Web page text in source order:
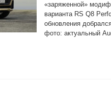
«заряженной»
варианта RS Q8
обновления
фото: актуальный